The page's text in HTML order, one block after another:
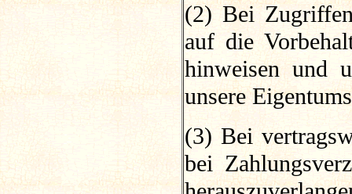
(2) Bei
auf die
hinweisen und
unsere
(3) Bei
bei